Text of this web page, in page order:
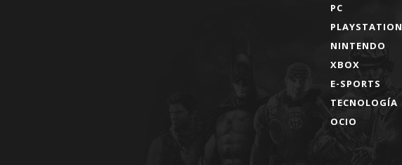
PC
PLAYSTATION
NINTENDO
XBOX
E-SPORTS
TECNOLOGÍA
OCIO